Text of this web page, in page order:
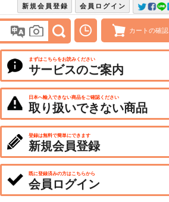
会員ログイン
新規会員登録
カートの確認
まずはこちらをお読みください
サービスのご案内
日本へ輸入できない商品をご確認ください
取り扱いできない商品
登録は無料で簡単にできます
新規会員登録
既に登録済みの方はこちらから
会員ログイン